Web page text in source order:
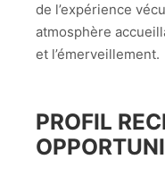
de l’expérience
atmosphère
et l’émerveillement.
PROFIL